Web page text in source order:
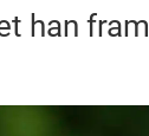
han fram